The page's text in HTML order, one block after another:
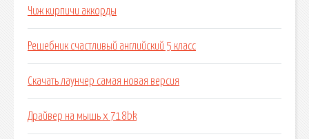
Чиж кирпичи аккорды
Решебник счастливый английский 5 класс
Скачать лаунчер самая новая версия
Драйвер на мышь x 718bk